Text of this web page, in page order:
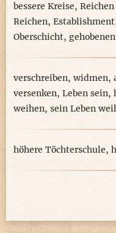
bessere Kreise,
Reichen, Establishment
Oberschicht,
verschreiben, widmen,
versenken, Leben sein,
weihen, sein Leben
höhere Töchterschule,